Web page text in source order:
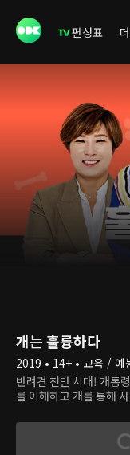
편성표
개는 훌륭하다
2019 • 14+ • 교육 / 예
반려견 천만 시대! 개통
를 이해하고 개를 통해